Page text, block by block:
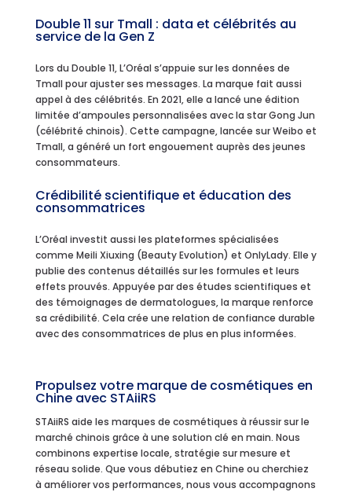
Double 11 sur Tmall : data et célébrités au
service de la Gen Z
Lors du Double 11, L’Oréal s’appuie sur les données de
Tmall pour ajuster ses messages. La marque fait aussi
appel à des célébrités. En 2021, elle a lancé une édition
limitée d’ampoules personnalisées avec la star Gong Jun
(célébrité chinois). Cette campagne, lancée sur Weibo et
Tmall, a généré un fort engouement auprès des jeunes
consommateurs.
Crédibilité scientifique et éducation des
consommatrices
L’Oréal investit aussi les plateformes spécialisées
comme Meili Xiuxing (Beauty Evolution) et OnlyLady. Elle y
publie des contenus détaillés sur les formules et leurs
effets prouvés. Appuyée par des études scientifiques et
des témoignages de dermatologues, la marque renforce
sa crédibilité. Cela crée une relation de confiance durable
avec des consommatrices de plus en plus informées.
Propulsez votre marque de cosmétiques en
Chine avec STAiiRS
STAiiRS aide les marques de cosmétiques à réussir sur le
marché chinois grâce à une solution clé en main. Nous
combinons expertise locale, stratégie sur mesure et
réseau solide. Que vous débutiez en Chine ou cherchiez
à améliorer vos performances, nous vous accompagnons